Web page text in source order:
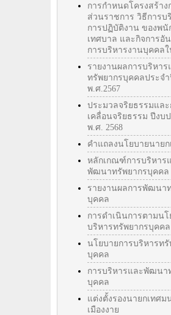
การกำหนดโครงสร้าง
ส่วนราชการ วิธีการบ
การปฏิบัติงาน ของพนั
เทศบาล และกิจการอัน
การบริหารงานบุคคล
รายงานผลการบริหา
ทรัพยากรบุคคลประจำ
พ.ศ.2567
ประมวลจริยธรรมแล
เคลื่อนจริยธรรม ปีงบ
พ.ศ. 2568
คำแถลงนโยบายนาย
หลักเกณฑ์การบริหาร
พัฒนาทรัพยากรบุคคล
รายงานผลการพัฒนา
บุคคล
การดำเนินการตามนโ
บริหารทรัพยากรบุคคล
นโยบายการบริหารทรั
บุคคล
การบริหารและพัฒนา
บุคคล
แต่งตั้งรองนายกเทศม
เมืองงาย